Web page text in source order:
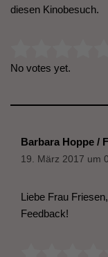
diesen Kinobesuch.
No votes yet.
Barbara Hoppe /
19. März 2017 um
Liebe Frau
Feedback!